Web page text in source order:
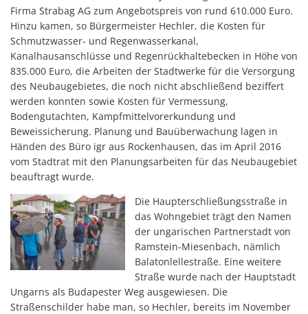
Firma Strabag AG zum Angebotspreis von rund 610.000 Euro.
Hinzu kamen, so Bürgermeister Hechler, die Kosten für
Schmutzwasser- und Regenwasserkanal,
Kanalhausanschlüsse und Regenrückhaltebecken in Höhe von
835.000 Euro, die Arbeiten der Stadtwerke für die Versorgung
des Neubaugebietes, die noch nicht abschließend beziffert
werden konnten sowie Kosten für Vermessung,
Bodengutachten, Kampfmittelvorerkundung und
Beweissicherung. Planung und Bauüberwachung lagen in
Händen des Büro igr aus Rockenhausen, das im April 2016
vom Stadtrat mit den Planungsarbeiten für das Neubaugebiet
beauftragt wurde.
Die Haupterschließungsstraße in
das Wohngebiet trägt den Namen
der ungarischen Partnerstadt von
Ramstein-Miesenbach, nämlich
Balatonlellestraße. Eine weitere
Straße wurde nach der Hauptstadt
Ungarns als Budapester Weg ausgewiesen. Die
Straßenschilder habe man, so Hechler, bereits im November